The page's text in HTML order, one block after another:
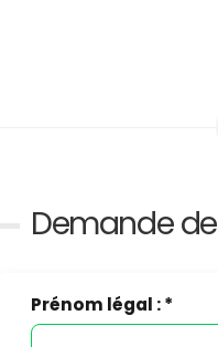
Demande de
Prénom légal : *